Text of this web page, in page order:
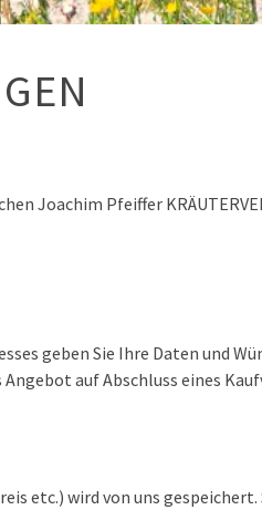
Joachim Pfeiffer
geben Sie Ihre Daten und
auf Abschluss eines
etc.) wird von uns